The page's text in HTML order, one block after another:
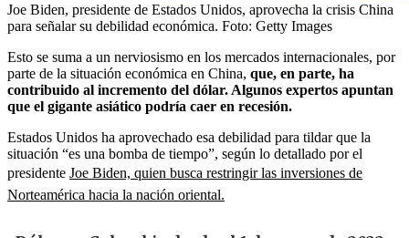
Joe Biden, presidente de Estados Unidos, aprovecha la crisis China
para señalar su debilidad económica. Foto: Getty Images
Esto se suma a un nerviosismo en los mercados internacionales, por
parte de la situación económica en China, que, en parte, ha
contribuido al incremento del dólar. Algunos expertos apuntan
que el gigante asiático podría caer en recesión.
Estados Unidos ha aprovechado esa debilidad para tildar que la
situación “es una bomba de tiempo”, según lo detallado por el
presidente Joe Biden, quien busca restringir las inversiones de
Norteamérica hacia la nación oriental.